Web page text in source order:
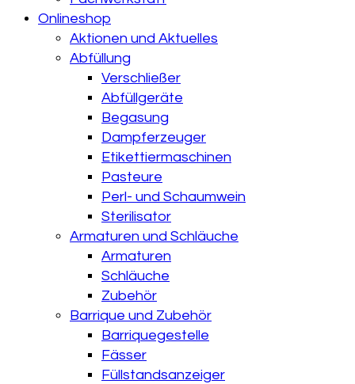
Onlineshop
Aktionen und Aktuelles
Abfüllung
Verschließer
Abfüllgeräte
Begasung
Dampferzeuger
Etikettiermaschinen
Pasteure
Perl- und Schaumwein
Sterilisator
Armaturen und Schläuche
Armaturen
Schläuche
Zubehör
Barrique und Zubehör
Barriquegestelle
Fässer
Füllstandsanzeiger